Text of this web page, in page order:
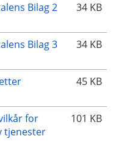
Bilag 2
34 KB
Bilag 3
34 KB
45 KB
for
tjenester
101 KB